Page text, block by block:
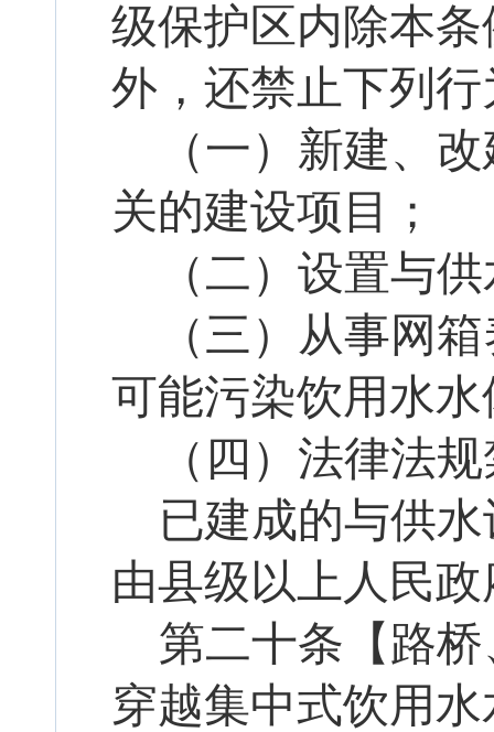
级保护区内除本条
外，还禁止下列行
（一）新建、
关的建设项目；
（二）设置与
（三）从事网
可能污染饮用水
（四）法律法
已建成的与供
由县级以上人民
第二十条【路
穿越集中式饮用